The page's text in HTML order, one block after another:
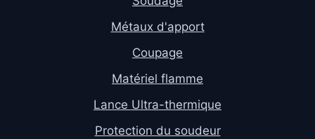
Métaux d'apport
Coupage
Matériel flamme
Lance Ultra-thermique
Protection du soudeur